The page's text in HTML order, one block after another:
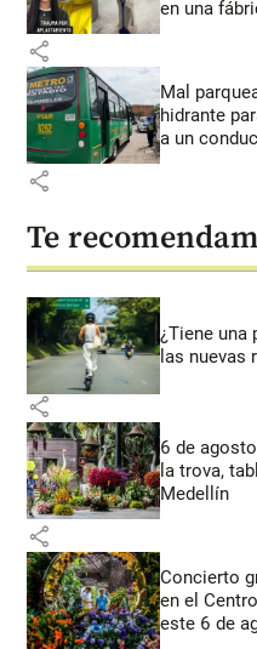
en una
share
Mal
hidrante
a un
share
Te
¿Tiene una
las nuevas
share
6 de
la trova,
Medellín
share
Concierto
en el
este 6 de